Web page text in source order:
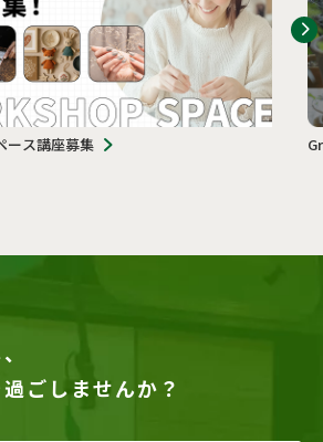
ース講座募集
ごしませんか？